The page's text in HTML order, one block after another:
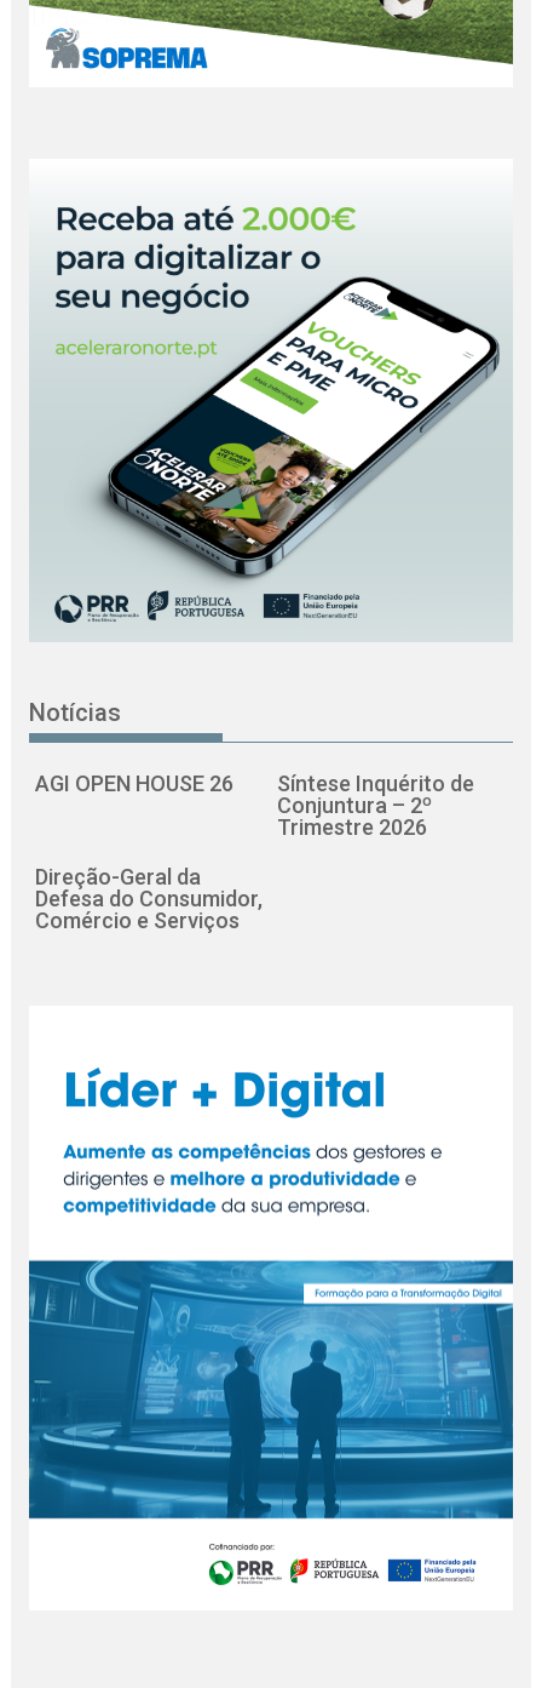
Notícias
AGI OPEN HOUSE 26
Síntese Inquérito de
Conjuntura – 2º
Trimestre 2026
Direção-Geral da
Defesa do Consumidor,
Comércio e Serviços